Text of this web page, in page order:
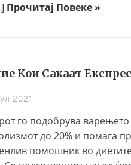
Прочитај Повеке »
Кои Сакаат
2021
го подобрува варењето
до 20% и помага
помошник во